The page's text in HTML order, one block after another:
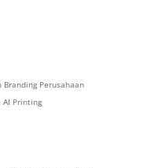
Perusahaan
AI Printing